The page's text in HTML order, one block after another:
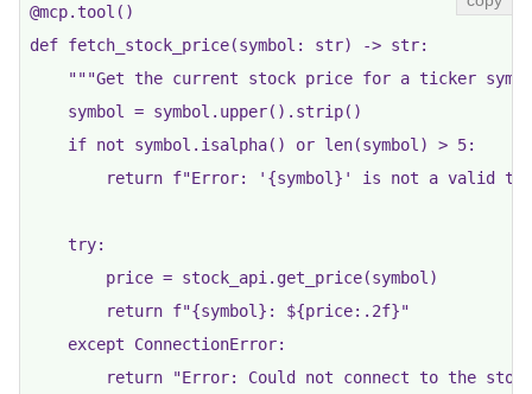
@mcp.tool()
def fetch_stock_price(symbol: str) -> str:
"""Get the current stock price for a ticker
    symbol = symbol.upper().strip()
    if not symbol.isalpha() or len(symbol) > 5:
return f"Error: '{symbol}' is not a valid
    try:
        price = stock_api.get_price(symbol)
        return f"{symbol}: ${price:.2f}"
    except ConnectionError:
return "Error: Could not connect to the